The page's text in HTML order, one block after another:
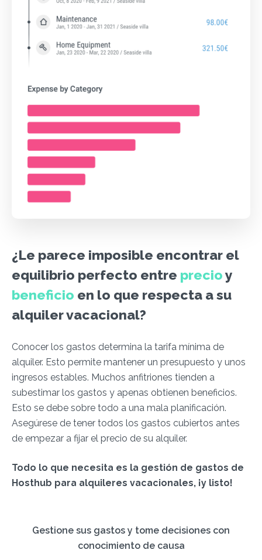
¿Le parece imposible encontrar el
equilibrio perfecto entre precioy
beneficio en lo que respecta a su
alquiler vacacional?
Conocer los gastos determina la tarifa mínima de
alquiler. Esto permite mantener un presupuesto y unos
ingresos estables. Muchos anfitriones tienden a
subestimar los gastos y apenas obtienen beneficios.
Esto se debe sobre todo a una mala planificación.
Asegúrese de tener todos los gastos cubiertos antes
de empezar a fijar el precio de su alquiler.
Todo lo que necesita es la gestión de gastos de
Hosthub para alquileres vacacionales, ¡y listo!
Gestione sus gastos y tome decisiones con
conocimiento de causa